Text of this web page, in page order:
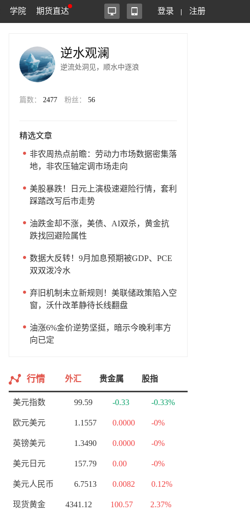
学院 期货直达 登录 注册
逆水观澜
逆流处洞见，顺水中逐浪
篇数： 2477 粉丝： 56
精选文章
非农周热点前瞻：劳动力市场数据密集落
地，非农压轴定调市场走向
美股暴跌！日元上演极速避险行情，套利
踩踏改写后市走势
油跌金却不涨，美债、AI双杀，黄金抗
跌找回避险属性
数据大反转！9月加息预期被GDP、PCE
双双泼冷水
弃旧机制未立新规则！美联储政策陷入空
窗，沃什改革静待长线翻盘
油涨6%金价逆势坚挺，暗示今晚利率方
向已定
行情 外汇 贵金属 股指
美元指数 99.59 -0.33 -0.33%
欧元美元 1.1557 0.0000 -0%
英镑美元 1.3490 0.0000 -0%
美元日元 157.79 0.00 -0%
美元人民币 6.7513 0.0082 0.12%
现货黄金 4341.12 100.57 2.37%